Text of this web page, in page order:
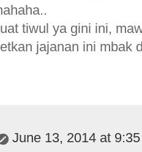
tiwul ya gini ini,
jajanan ini mbak
June 13, 2014 at